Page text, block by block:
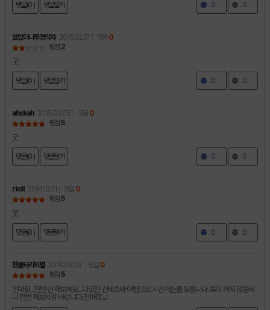
댓글(0 ) 댓글달기 0 0
앉았더니투명의자 2015.02.17 댓글 0
평점 2
굿
댓글(0 ) 댓글달기 0 0
ahxkah 2015.02.05 댓글 0
평점 5
굿
댓글(0 ) 댓글달기 0 0
rkdl 2014.10.21 댓글 0
평점 5
굿
댓글(0 ) 댓글달기 0 0
한울타리의별 2014.09.29 댓글 0
평점 5
천마참...한번 만 해보세요.. 다양한 컨테츠와 이벤으로 시간가는줄 모릅니다. 후회 허지 않을테
니 한번 해보시길 바랍니다.천마참....!